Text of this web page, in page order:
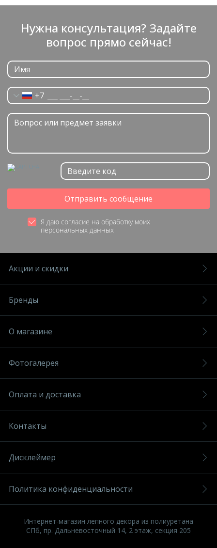
Нужна консультация? Задайте
вопрос прямо сейчас!
+7
Отправить сообщение
Я даю согласие на обработку моих
персональных данных
Акции и скидки
Бренды
О магазине
Фотогалерея
Оплата и доставка
Контакты
Дисклеймер
Политика конфиденциальности
Интернет-магазин лепного декора из полиуретана
СПб, пр. Дальневосточный 14, 2 этаж, секция 205